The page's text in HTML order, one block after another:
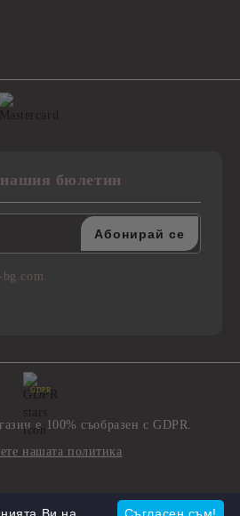
бюлетин
GDPR
е 100% съобразен с GDPR.
нашата политика